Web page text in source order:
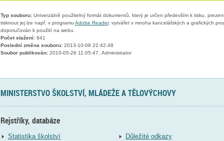
Typ souboru:Univerzálně použitelný formát dokumentů, který je určen především k tisku,
tisknout jej lze např. v programu Adobe Reader, vytvářet v mnoha kancelářských a grafických
doporučován k použití na webu.
Počet stažení:841
Poslední změna souboru:2013-10-08 22:42:48
Soubor publikován:2010-05-26 11:05:47, Administrator
MINISTERSTVO ŠKOLSTVÍ, MLÁDEŽE A TĚLOVÝCHOVY
Rejstříky, databáze
Statistika školství
Důležité odkazy